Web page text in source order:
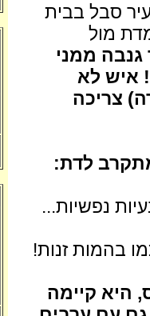
סבל בבית
מול
גנבה ממני
איש לא
צריכה
לדת:
נפשיות...
בהמות זנות!
היא קיימה